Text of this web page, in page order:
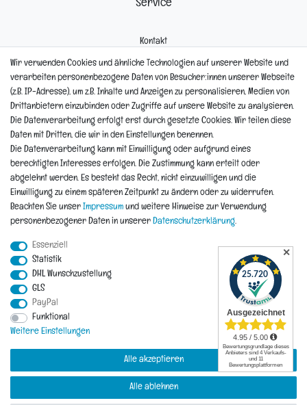
Service
Kontakt
Reklamation
Informationen
Hinweis zur Entsorgung von Altbaterien
*Teil-Widerruf
Impressum Daten­schutz­erklärung Widerrufs­recht
© Copyright 2026 | Alle Rechte vorbehalten.
Wir verwenden Cookies und ähnliche Technologien auf unserer Website und
verarbeiten personenbezogene Daten von Besucher:innen unserer Webseite
(z.B. IP-Adresse), um z.B. Inhalte und Anzeigen zu personalisieren, Medien von
Drittanbietern einzubinden oder Zugriffe auf unsere Website zu analysieren.
Die Datenverarbeitung erfolgt erst durch gesetzte Cookies. Wir teilen diese
Daten mit Dritten, die wir in den Einstellungen benennen.
Die Datenverarbeitung kann mit Einwilligung oder aufgrund eines
berechtigten Interesses erfolgen. Die Zustimmung kann erteilt oder
abgelehnt werden. Es besteht das Recht, nicht einzuwilligen und die
Einwilligung zu einem späteren Zeitpunkt zu ändern oder zu widerrufen.
Beachten Sie unser Impressum und weitere Hinweise zur Verwendung
personenbezogener Daten in unserer Daten­schutz­erklärung.
Essenziell
Statistik
DHL Wunschzustellung
GLS
PayPal
Funktional
Weitere Einstellungen
Alle akzeptieren
Alle ablehnen
✕